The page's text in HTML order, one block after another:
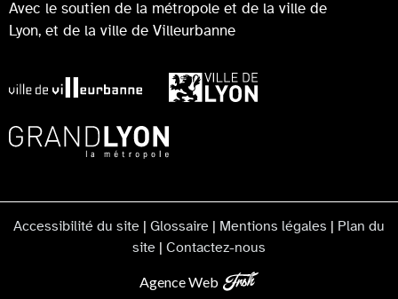
Avec le soutien de la métropole et de la ville de
Lyon, et de la ville de Villeurbanne
Accessibilité du site Glossaire Mentions légales
Plan du
site
Contactez-nous
Agence Web